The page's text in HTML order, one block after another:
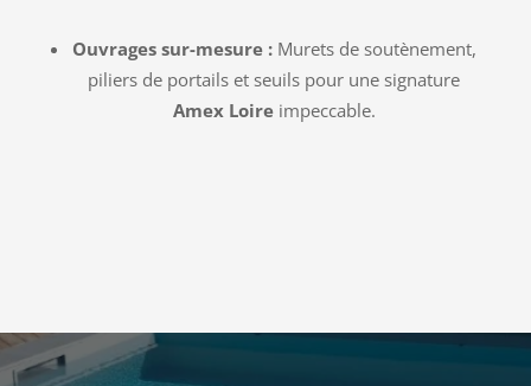
Ouvrages sur-mesure :Murets de soutènement,
piliers de portails et seuils pour une signature
Amex Loireimpeccable.